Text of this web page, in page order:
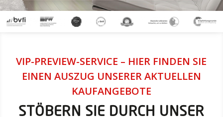
VIP-PREVIEW-SERVICE – HIER FINDEN SIE
EINEN AUSZUG UNSERER AKTUELLEN
KAUFANGEBOTE
STÖBERN SIE DURCH UNSER